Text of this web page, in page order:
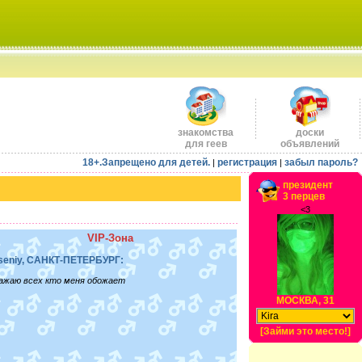
знакомства
для геев
доски
объявлений
18+.Запрещено для детей. | регистрация | забыл пароль?
VIP-Зона
САНКТ-ПЕТЕРБУРГ:
всех кто меня обожает
президент
3 перцев
<3
МОСКВА, 31
[Займи это место!]